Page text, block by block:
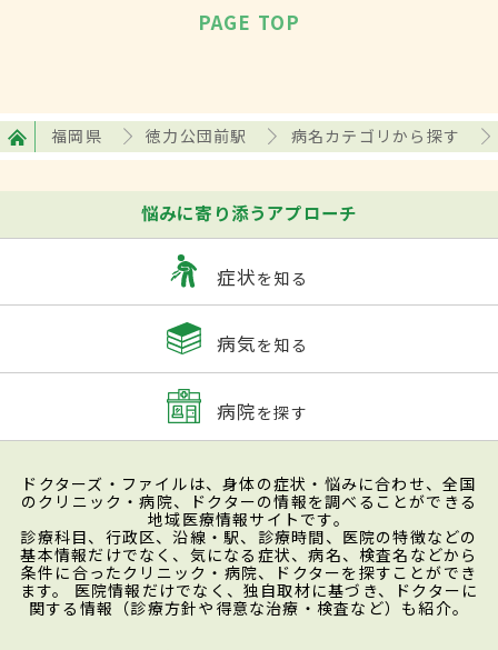
PAGE TOP
福岡県 徳力公団前駅 病名カテゴリから探す
悩みに寄り添うアプローチ
症状を知る
病気を知る
病院を探す
ドクターズ・ファイルは、身体の症状・悩みに合わせ、全国
のクリニック・病院、ドクターの情報を調べることができる
地域医療情報サイトです。
診療科目、行政区、沿線・駅、診療時間、医院の特徴などの
基本情報だけでなく、気になる症状、病名、検査名などから
条件に合ったクリニック・病院、ドクターを探すことができ
ます。 医院情報だけでなく、独自取材に基づき、ドクターに
関する情報（診療方針や得意な治療・検査など）も紹介。